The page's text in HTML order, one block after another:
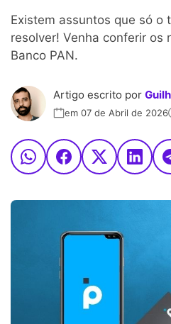
Existem assuntos que só o
resolver! Venha conferir os
Banco PAN.
Artigo escrito por
em 07 de Abril de 2026